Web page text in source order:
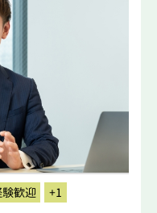
歓迎 +1